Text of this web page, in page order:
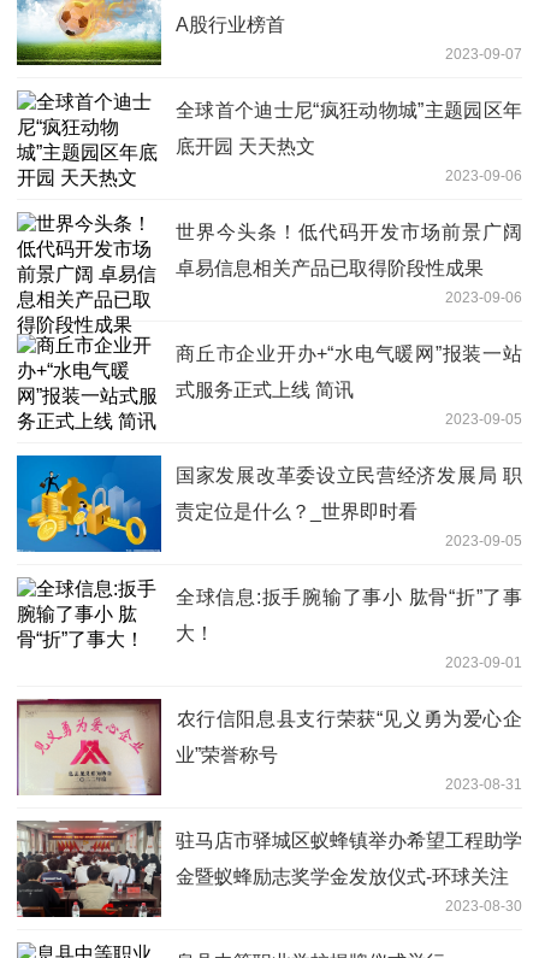
A股行业榜首
2023-09-07
全球首个迪士尼“疯狂动物城”主题园区年
底开园 天天热文
2023-09-06
世界今头条！低代码开发市场前景广阔
卓易信息相关产品已取得阶段性成果
2023-09-06
商丘市企业开办+“水电气暖网”报装一站
式服务正式上线 简讯
2023-09-05
国家发展改革委设立民营经济发展局 职
责定位是什么？_世界即时看
2023-09-05
全球信息:扳手腕输了事小 肱骨“折”了事
大！
2023-09-01
​农行信阳息县支行荣获“见义勇为爱心企
业”荣誉称号
2023-08-31
驻马店市驿城区蚁蜂镇举办希望工程助学
金暨蚁蜂励志奖学金发放仪式-环球关注
2023-08-30